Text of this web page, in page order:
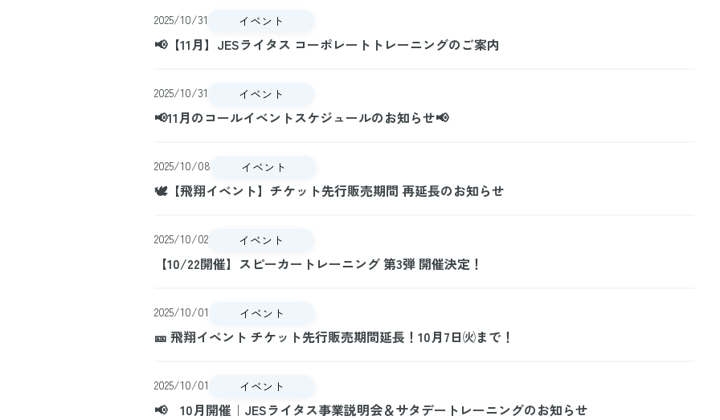
2025/10/31 イベント
📢【11月】JESライタス コーポレートトレーニングのご案内
2025/10/31 イベント
📢11月のコールイベントスケジュールのお知らせ📢
2025/10/08 イベント
🕊️【飛翔イベント】チケット先行販売期間 再延長のお知らせ
2025/10/02 イベント
【10/22開催】スピーカートレーニング 第3弾 開催決定！
2025/10/01 イベント
🎫 飛翔イベント チケット先行販売期間延長！10月7日㈫まで！
2025/10/01 イベント
📢 10月開催｜JESライタス事業説明会＆サタデートレーニングのお知らせ